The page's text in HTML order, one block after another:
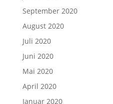
September 2020
August 2020
Juli 2020
Juni 2020
Mai 2020
April 2020
Januar 2020